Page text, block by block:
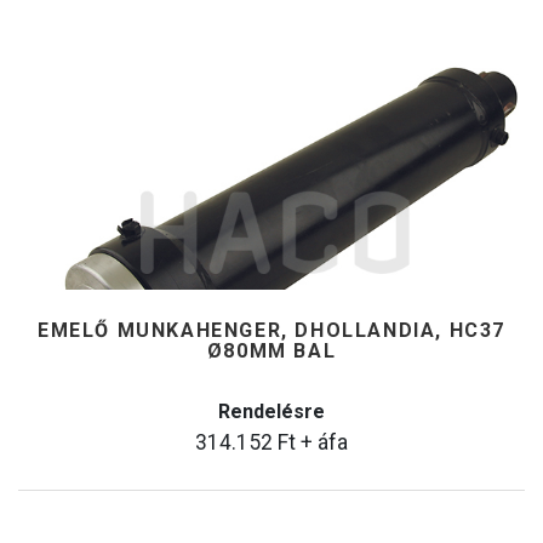
EMELŐ MUNKAHENGER, DHOLLANDIA, HC37
Ø80MM BAL
Rendelésre
314.152 Ft + áfa